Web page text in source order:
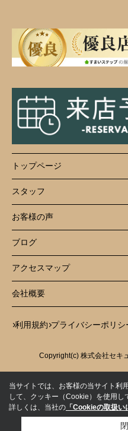
トップページ
スタッフ
お客様の声
ブログ
アクセスマップ
会社概要
利用規約 プライバシーポリシ
Copyright(c) 株式会社セキ
当サイトでは、お客様の当サイト利
して、クッキー（Cookie）を使用し
詳しくは、当社の 「Cookieの取扱い